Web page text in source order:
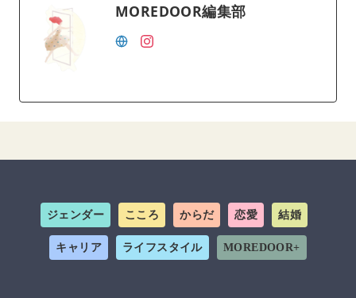
MOREDOOR編集部
ジェンダー こころ からだ 恋愛 結婚
キャリア ライフスタイル MOREDOOR+